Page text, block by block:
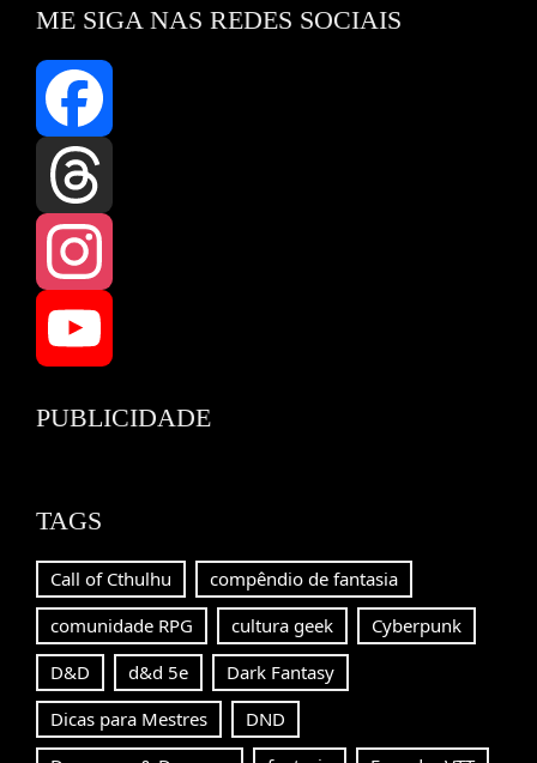
ME SIGA NAS REDES SOCIAIS
Facebook
Threads
Instagram
YouTube
PUBLICIDADE
TAGS
Call of Cthulhu
compêndio de fantasia
comunidade RPG
cultura geek
Cyberpunk
D&D
d&d 5e
Dark Fantasy
Dicas para Mestres
DND